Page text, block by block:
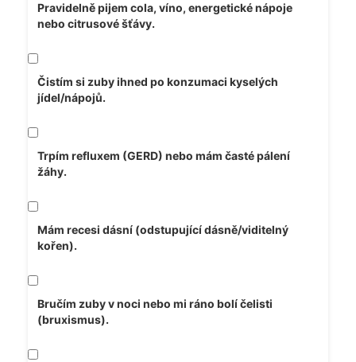
Pravidelně pijem cola, víno, energetické nápoje
nebo citrusové šťávy.
Čistím si zuby ihned po konzumaci kyselých
jídel/nápojů.
Trpím refluxem (GERD) nebo mám časté pálení
žáhy.
Mám recesi dásní (odstupující dásně/viditelný
kořen).
Bručím zuby v noci nebo mi ráno bolí čelisti
(bruxismus).